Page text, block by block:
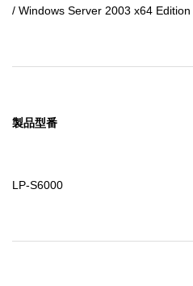
/ Windows Server 2003 x64 Edition
製品型番
LP-S6000